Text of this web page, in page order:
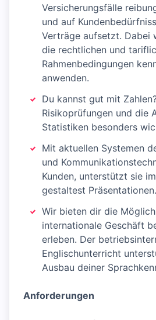
Versicherungsfälle
und auf
Verträge aufsetzt. Dabei
die rechtlichen und
Rahmenbedingungen
anwenden.
Du kannst gut mit
Risikoprüfungen und die
Statistiken besonders
Mit aktuellen Systemen
und
Kunden, unterstützt sie
gestaltest Präsentationen.
Wir bieten dir die
internationale Geschäft
erleben. Der
Englischunterricht
Ausbau deiner
Anforderungen